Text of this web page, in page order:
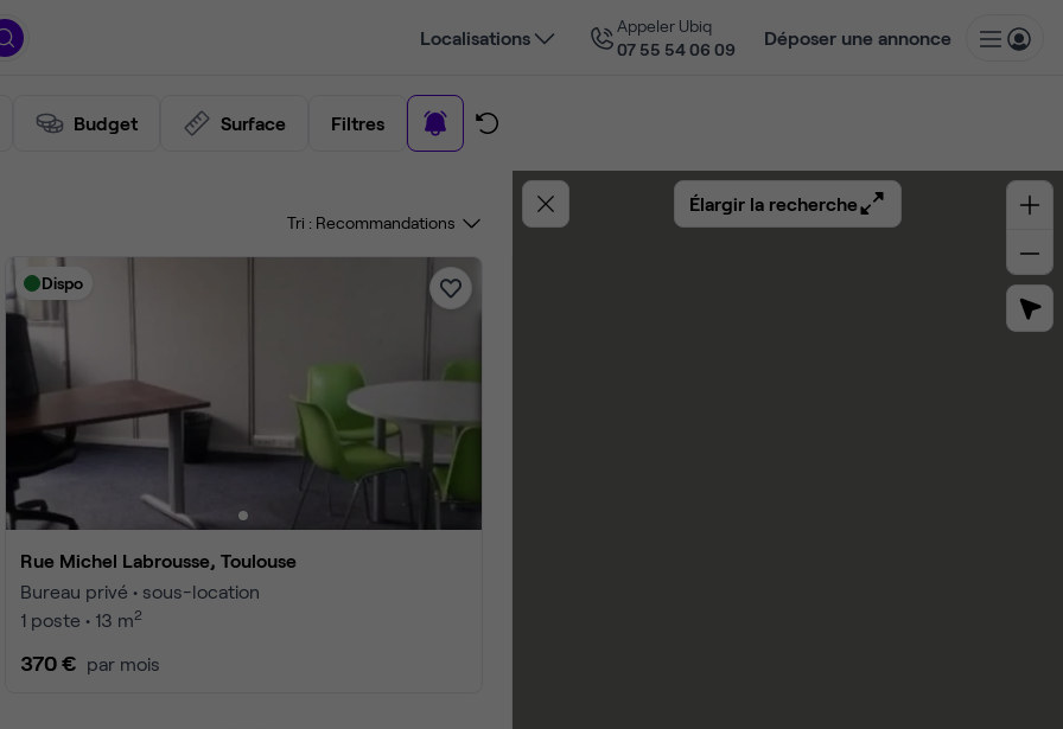
Localisations
Appeler Ubiq
07 55 54 06 09
Déposer une annonce
Tri :
Élargir la recherche